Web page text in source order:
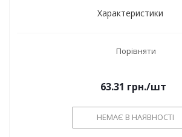
Характеристики
Порівняти
63.31 грн./шт
НЕМАЄ В НАЯВНОСТІ